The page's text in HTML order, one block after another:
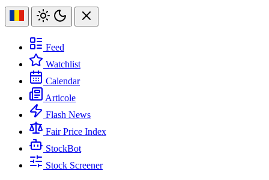
Feed
Watchlist
Calendar
Articole
Flash News
Fair Price Index
StockBot
Stock Screener